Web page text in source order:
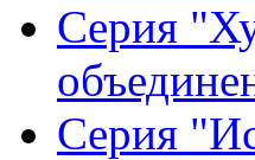
Серия
Серия